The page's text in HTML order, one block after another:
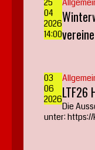
04
2026
14:00vereine
03
06
2026LTF26
Die
unter: https://